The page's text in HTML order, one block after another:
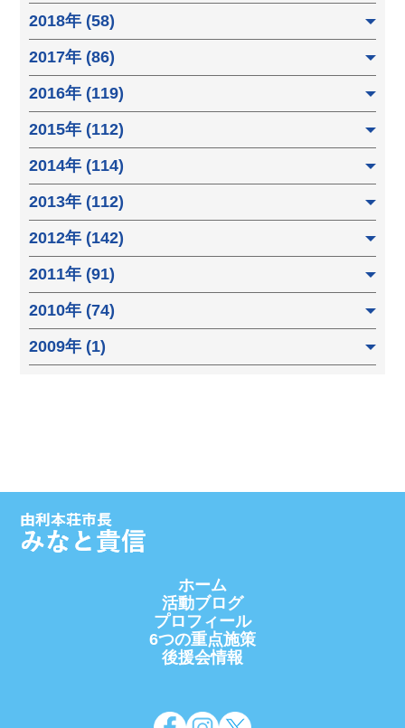
2018年 (58)
2017年 (86)
2016年 (119)
2015年 (112)
2014年 (114)
2013年 (112)
2012年 (142)
2011年 (91)
2010年 (74)
2009年 (1)
ホーム
活動ブログ
プロフィール
6つの重点施策
後援会情報